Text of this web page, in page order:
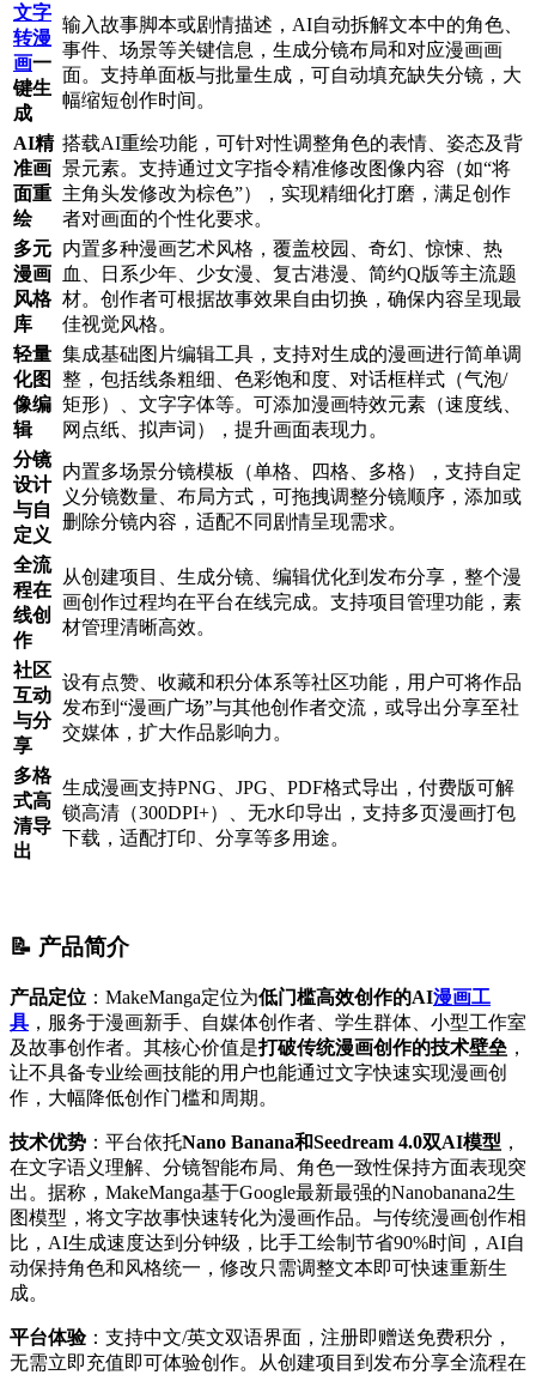
文字
转漫
画一
键生
成
输入故事脚本或剧情描述，AI自动拆解文本中的角色、
事件、场景等关键信息，生成分镜布局和对应漫画画
面。支持单面板与批量生成，可自动填充缺失分镜，大
幅缩短创作时间。
AI精
准画
面重
绘
搭载AI重绘功能，可针对性调整角色的表情、姿态及背
景元素。支持通过文字指令精准修改图像内容（如“将
主角头发修改为棕色”），实现精细化打磨，满足创作
者对画面的个性化要求。
多元
漫画
风格
库
内置多种漫画艺术风格，覆盖校园、奇幻、惊悚、热
血、日系少年、少女漫、复古港漫、简约Q版等主流题
材。创作者可根据故事效果自由切换，确保内容呈现最
佳视觉风格。
轻量
化图
像编
辑
集成基础图片编辑工具，支持对生成的漫画进行简单调
整，包括线条粗细、色彩饱和度、对话框样式（气泡/
矩形）、文字字体等。可添加漫画特效元素（速度线、
网点纸、拟声词），提升画面表现力。
分镜
设计
与自
定义
内置多场景分镜模板（单格、四格、多格），支持自定
义分镜数量、布局方式，可拖拽调整分镜顺序，添加或
删除分镜内容，适配不同剧情呈现需求。
全流
程在
线创
作
从创建项目、生成分镜、编辑优化到发布分享，整个漫
画创作过程均在平台在线完成。支持项目管理功能，素
材管理清晰高效。
社区
互动
与分
享
设有点赞、收藏和积分体系等社区功能，用户可将作品
发布到“漫画广场”与其他创作者交流，或导出分享至社
交媒体，扩大作品影响力。
多格
式高
清导
出
生成漫画支持PNG、JPG、PDF格式导出，付费版可解
锁高清（300DPI+）、无水印导出，支持多页漫画打包
下载，适配打印、分享等多用途。
📝 产品简介
产品定位 ：MakeManga定位为低门槛高效创作的AI漫画工
具 ，服务于漫画新手、自媒体创作者、学生群体、小型工作室
及故事创作者。其核心价值是打破传统漫画创作的技术壁垒 ，
让不具备专业绘画技能的用户也能通过文字快速实现漫画创
作，大幅降低创作门槛和周期。
技术优势 ：平台依托Nano Banana和Seedream 4.0双AI模型 ，
在文字语义理解、分镜智能布局、角色一致性保持方面表现突
出。据称，MakeManga基于Google最新最强的Nanobanana2生
图模型，将文字故事快速转化为漫画作品。与传统漫画创作相
比，AI生成速度达到分钟级，比手工绘制节省90%时间，AI自
动保持角色和风格统一，修改只需调整文本即可快速重新生
成。
平台体验：支持中文/英文双语界面，注册即赠送免费积分，
无需立即充值即可体验创作。从创建项目到发布分享全流程在